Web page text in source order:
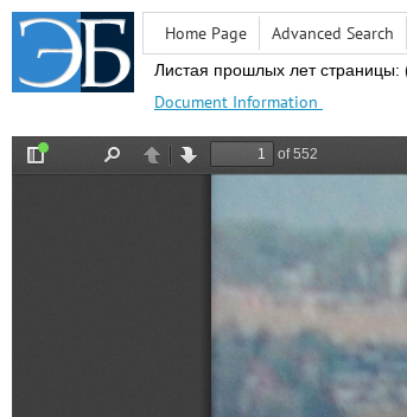
Home Page Advanced Search
Листая прошлых лет страницы:
Document Information